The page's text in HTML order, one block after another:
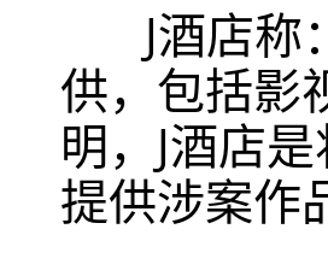
J酒店称
供，包括影
明，J酒店
提供涉案作